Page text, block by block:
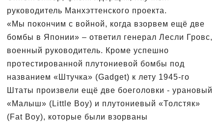
руководитель Манхэттенского проекта.
«Мы покончим с войной, когда взорвем ещё две
бомбы в Японии» – ответил генерал Лесли Гровс,
военный руководитель. Кроме успешно
протестированной плутониевой бомбы под
названием «Штучка» (Gadget) к лету 1945-го
Штаты произвели ещё две боеголовки - урановый
«Малыш» (Little Boy) и плутониевый «Толстяк»
(Fat Boy), которые были взорваны